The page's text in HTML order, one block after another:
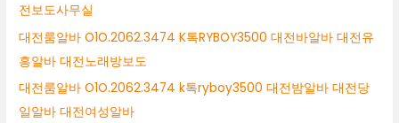
전보도사무실
대전룸알바 O1O.2062.3474 K톡RYBOY3500 대전바알바 대전유
흥알바 대전노래방보도
대전룸알바 O1O.2062.3474 k톡ryboy3500 대전밤알바 대전당
일알바 대전여성알바